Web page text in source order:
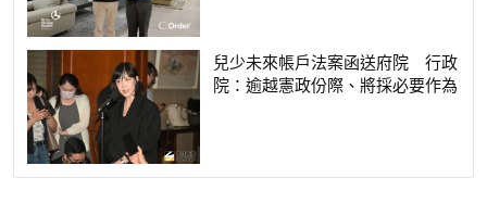
兒少未來帳戶法案函送府院 行政
院：逾越憲政份際、將採必要作為